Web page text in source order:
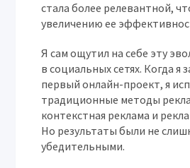
стала более релевантной,
увеличению ее
Я сам ощутил на себе эту
в социальных сетях. Когда я
первый онлайн-проект, я
традиционные методы
контекстная реклама и
Но результаты были не
убедительными.